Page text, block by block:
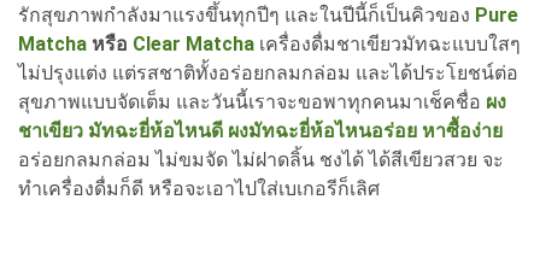
รักสุขภาพกำลังมาแรงขึ้นทุกปีๆ และในปีนี้ก็เป็นคิวของ Pure
Matcha หรือ Clear Matcha เครื่องดื่มชาเขียวมัทฉะแบบใสๆ
ไม่ปรุงแต่ง แต่รสชาติทั้งอร่อยกลมกล่อม และได้ประโยชน์ต่อ
สุขภาพแบบจัดเต็ม และวันนี้เราจะขอพาทุกคนมาเช็คชื่อ ผง
ชาเขียว มัทฉะยี่ห้อไหนดี ผงมัทฉะยี่ห้อไหนอร่อย หาซื้อง่าย
อร่อยกลมกล่อม ไม่ขมจัด ไม่ฝาดลิ้น ชงได้ ได้สีเขียวสวย จะ
ทำเครื่องดื่มก็ดี หรือจะเอาไปใส่เบเกอรีก็เลิศ